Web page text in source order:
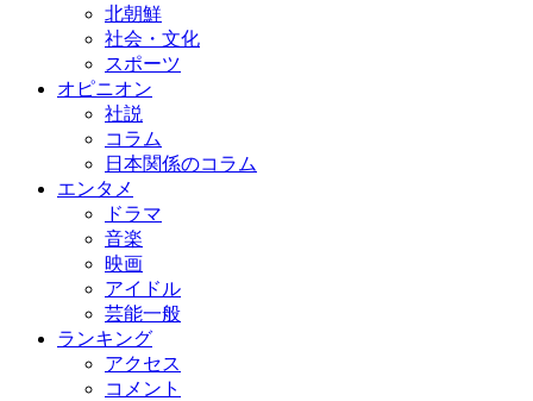
北朝鮮
社会・文化
スポーツ
オピニオン
社説
コラム
日本関係のコラム
エンタメ
ドラマ
音楽
映画
アイドル
芸能一般
ランキング
アクセス
コメント